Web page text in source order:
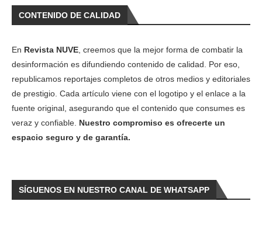
CONTENIDO DE CALIDAD
En Revista NUVE , creemos que la mejor forma de combatir la
desinformación es difundiendo contenido de calidad. Por eso,
republicamos reportajes completos de otros medios y editoriales
de prestigio. Cada artículo viene con el logotipo y el enlace a la
fuente original, asegurando que el contenido que consumes es
veraz y confiable. Nuestro compromiso es ofrecerte un
espacio seguro y de garantía.
SÍGUENOS EN NUESTRO CANAL DE WHATSAPP